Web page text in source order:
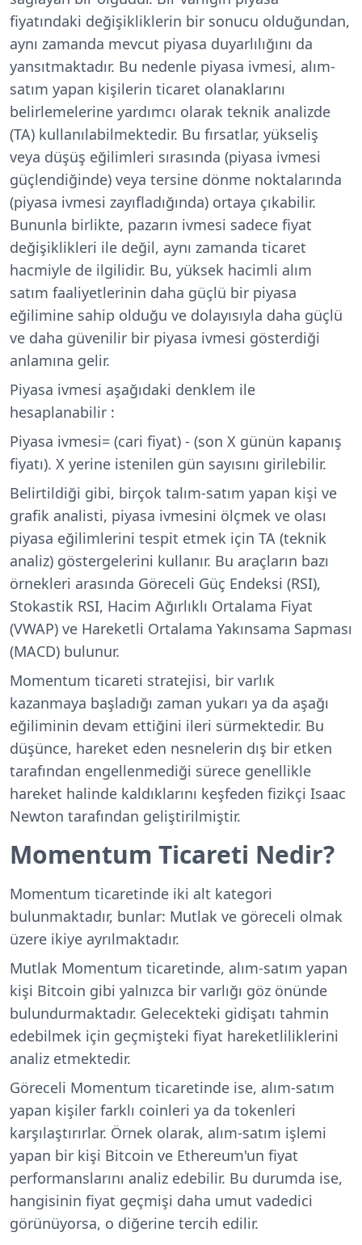
fiyatındaki değişikliklerin bir sonucu olduğundan,
aynı zamanda mevcut piyasa duyarlılığını da
yansıtmaktadır. Bu nedenle piyasa ivmesi, alım-
satım yapan kişilerin ticaret olanaklarını
belirlemelerine yardımcı olarak teknik analizde
(TA) kullanılabilmektedir. Bu fırsatlar, yükseliş
veya düşüş eğilimleri sırasında (piyasa ivmesi
güçlendiğinde) veya tersine dönme noktalarında
(piyasa ivmesi zayıfladığında) ortaya çıkabilir.
Bununla birlikte, pazarın ivmesi sadece fiyat
değişiklikleri ile değil, aynı zamanda ticaret
hacmiyle de ilgilidir. Bu, yüksek hacimli alım
satım faaliyetlerinin daha güçlü bir piyasa
eğilimine sahip olduğu ve dolayısıyla daha güçlü
ve daha güvenilir bir piyasa ivmesi gösterdiği
anlamına gelir.
Piyasa ivmesi aşağıdaki denklem ile
hesaplanabilir :
Piyasa ivmesi= (cari fiyat) - (son X günün kapanış
fiyatı). X yerine istenilen gün sayısını girilebilir.
Belirtildiği gibi, birçok talım-satım yapan kişi ve
grafik analisti, piyasa ivmesini ölçmek ve olası
piyasa eğilimlerini tespit etmek için TA (teknik
analiz) göstergelerini kullanır. Bu araçların bazı
örnekleri arasında Göreceli Güç Endeksi (RSI),
Stokastik RSI, Hacim Ağırlıklı Ortalama Fiyat
(VWAP) ve Hareketli Ortalama Yakınsama Sapması
(MACD) bulunur.
Momentum ticareti stratejisi, bir varlık
kazanmaya başladığı zaman yukarı ya da aşağı
eğiliminin devam ettiğini ileri sürmektedir. Bu
düşünce, hareket eden nesnelerin dış bir etken
tarafından engellenmediği sürece genellikle
hareket halinde kaldıklarını keşfeden fizikçi Isaac
Newton tarafından geliştirilmiştir.
Momentum Ticareti Nedir?
Momentum ticaretinde iki alt kategori
bulunmaktadır, bunlar: Mutlak ve göreceli olmak
üzere ikiye ayrılmaktadır.
Mutlak Momentum ticaretinde, alım-satım yapan
kişi Bitcoin gibi yalnızca bir varlığı göz önünde
bulundurmaktadır. Gelecekteki gidişatı tahmin
edebilmek için geçmişteki fiyat hareketliliklerini
analiz etmektedir.
Göreceli Momentum ticaretinde ise, alım-satım
yapan kişiler farklı coinleri ya da tokenleri
karşılaştırırlar. Örnek olarak, alım-satım işlemi
yapan bir kişi Bitcoin ve Ethereum'un fiyat
performanslarını analiz edebilir. Bu durumda ise,
hangisinin fiyat geçmişi daha umut vadedici
görünüyorsa, o diğerine tercih edilir.